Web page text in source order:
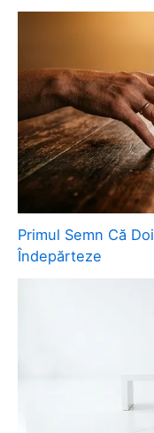
Primul Semn Că
Îndepărteze